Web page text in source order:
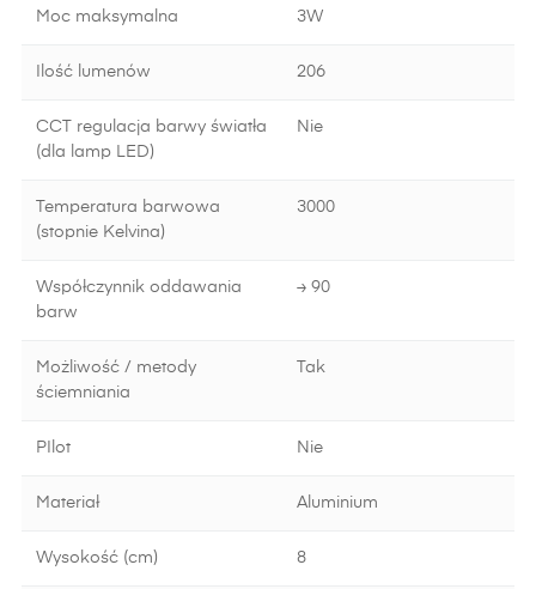
Moc maksymalna 3W
Ilość lumenów 206
CCT regulacja barwy światła
(dla lamp LED)
Nie
Temperatura barwowa
(stopnie Kelvina)
3000
Współczynnik oddawania
barw
≥ 90
Możliwość / metody
ściemniania
Tak
PIlot Nie
Materiał Aluminium
Wysokość (cm) 8